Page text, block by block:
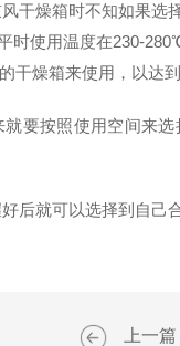
干燥箱时不知如果选
时使用温度在230-
干燥箱来使用，以达到
要按照使用空间来
后就可以选择到自己
上一篇